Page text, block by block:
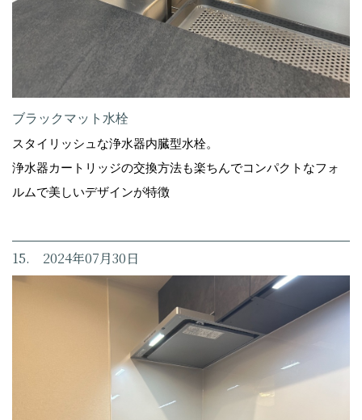
ブラックマット水栓
スタイリッシュな浄水器内臓型水栓。
浄水器カートリッジの交換方法も楽ちんでコンパクトなフォ
ルムで美しいデザインが特徴
15. 2024年07月30日